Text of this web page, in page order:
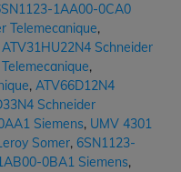
1AA00-0CA0
Telemecanique,
ATV31HU22N4 Schneider
,
, ATV66D12N4
Schneider
Siemens, UMV 4301
Somer, 6SN1123-
0BA1 Siemens,